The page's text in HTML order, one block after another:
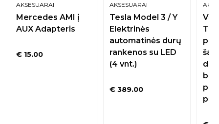
AKSESUARAI
Mercedes AMI į
AUX Adapteris
€ 15.00
AKSESUARAI
Tesla Model 3 / Y
Elektrinės
automatinės durų
rankenos su LED
(4 vnt.)
€389.00